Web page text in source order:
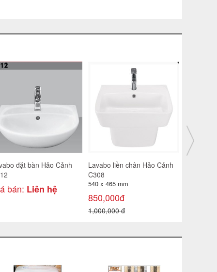
đặt bàn Hảo Cảnh
bán: Liên hệ
Lavabo liền chân Hảo Cảnh
C308
540 x 465 mm
850,000đ
1,000,000 đ